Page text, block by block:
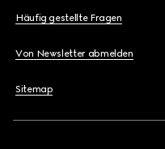
Häufig gestellte Fragen
Von Newsletter abmelden
Sitemap